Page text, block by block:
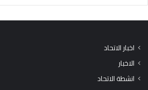
اخبار الاتحاد
الاخبار
انشطة الاتحاد